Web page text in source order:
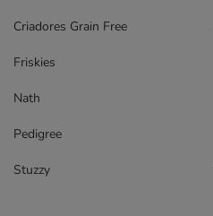
Criadores Grain Free
Friskies
Nath
Pedigree
Stuzzy